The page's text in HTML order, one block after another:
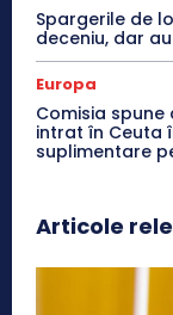
Spargerile de
deceniu, dar
Europa
Comisia spune
intrat în Ceuta
suplimentare
Articole